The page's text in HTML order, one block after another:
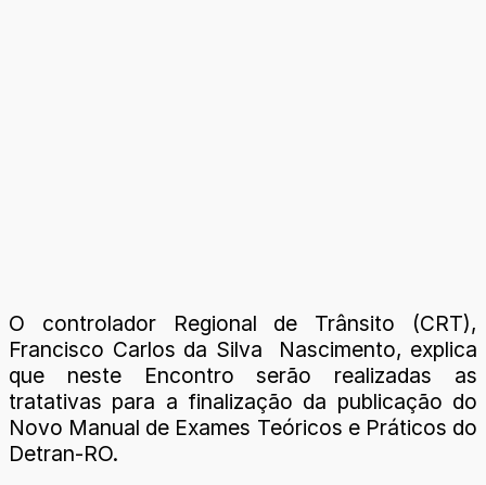
O controlador Regional de Trânsito (CRT),
Francisco Carlos da Silva Nascimento, explica
que neste Encontro serão realizadas as
tratativas para a finalização da publicação do
Novo Manual de Exames Teóricos e Práticos do
Detran-RO.